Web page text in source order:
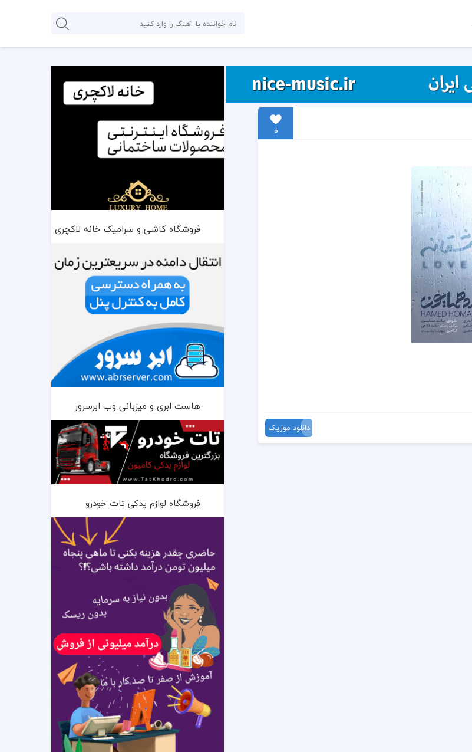
0
دانلود موزیک
فروشگاه کاشی و سرامیک خانه لاکچری
هاست ابری و میزبانی وب ابرسرور
فروشگاه لوازم یدکی تات خودرو